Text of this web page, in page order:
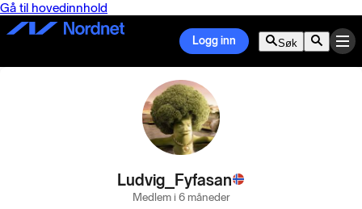
Gå til hovedinnhold
Logg inn Søk
Ludvig_Fyfasan
Medlem i 6 måneder